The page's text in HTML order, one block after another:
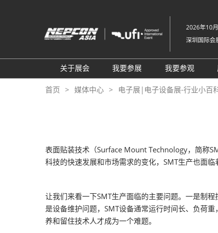
跳
转
容
2026年10
深圳国际会
关于展会
组织架构
2026 NEPCON北京站
范区
同期展会VisionChina 深圳机
器视觉展
我要参展
参展申请
励展通
我要参观
参观登记
商务配对服
首页 媒体中心 电子展|电子设备展-行业小百
表面贴装技术（Surface Mount Technology，简称
科技的快速发展和市场需求的变化，SMT生产也面
让我们来看一下SMT生产面临的主要问题。一是制
是设备维护问题，SMT设备通常运行时间长、负荷
养和留住技术人才成为一个难题。